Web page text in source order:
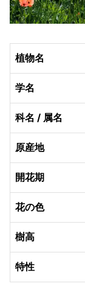
植物名
学名
科名 / 属名
原産地
開花期
花の色
樹高
特性